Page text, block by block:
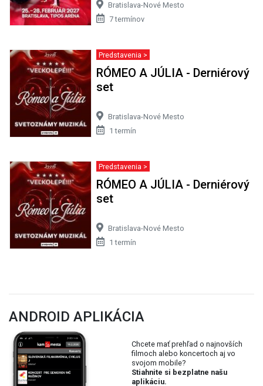
Bratislava-Nové Mesto
7 termínov
Predstavenia >
RÓMEO A JÚLIA - Derniérový
set
Bratislava-Nové Mesto
1 termín
Predstavenia >
RÓMEO A JÚLIA - Derniérový
set
Bratislava-Nové Mesto
1 termín
ANDROID APLIKÁCIA
Chcete mať prehľad o najnovších
filmoch alebo koncertoch aj vo
svojom mobile?
Stiahnite si bezplatne našu
aplikáciu.